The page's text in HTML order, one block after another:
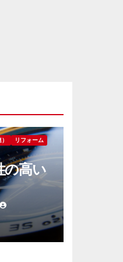
リフォーム
の高い